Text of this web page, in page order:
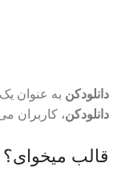
دانلودکن به عنوان
دانلودکن، کاربران
قالب میخوای؟